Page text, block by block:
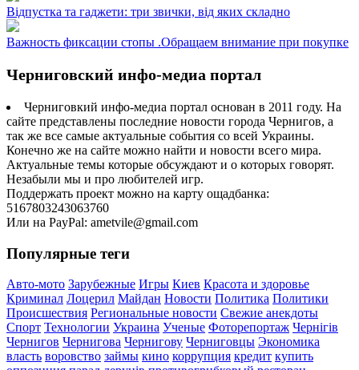
Відпустка та гаджети: три звички, від яких складно
Важность фиксации стопы .Обращаем внимание при покупке
Черниговский инфо-медиа портал
Черниговкий инфо-медиа портал основан в 2011 году. На
сайте представлены последние новости города Чернигов, а
так же все самые актуальные события со всей Украины.
Конечно же на сайте можно найти и новости всего мира.
Актуальные темы которые обсуждают и о которых говорят.
Незабыли мы и про любителей игр.
Поддержать проект можно на карту ощадбанка:
5167803243063760
Или на PayPal: ametvile@gmail.com
Популярные теги
Авто-мото Зарубежные Игры Киев Красота и здоровье
Криминал Лоцерил Майдан Новости Политика Политики
Происшествия Региональные новости Свежие анекдоты
Спорт Технологии Украина Ученые Фоторепортаж Чернігів
Чернигов Чернигова Чернигову Черниговцы Экономика
власть воровство займы кино коррупция кредит купить